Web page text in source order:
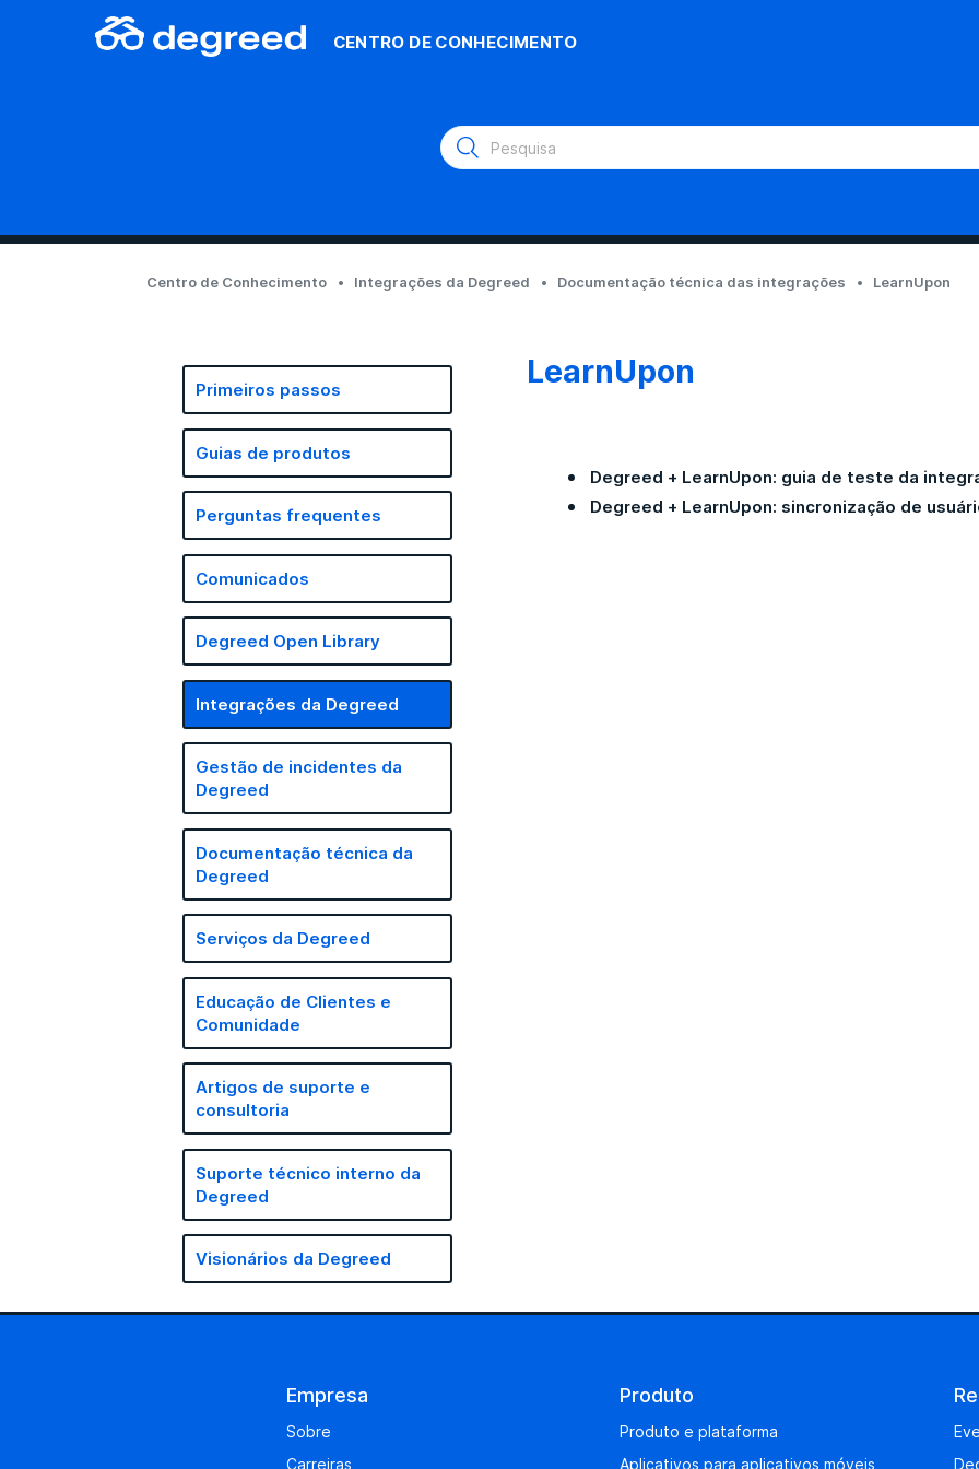
CENTRO DE CONHECIMENTO
Centro de Conhecimento Integrações da Degreed Documentação técnica das integrações LearnUpon
Primeiros passos
Guias de produtos
Perguntas frequentes
Comunicados
Degreed Open Library
Integrações da Degreed
Gestão de incidentes da
Degreed
Documentação técnica da
Degreed
Serviços da Degreed
Educação de Clientes e
Comunidade
Artigos de suporte e
consultoria
Suporte técnico interno da
Degreed
Visionários da Degreed
LearnUpon
Degreed + LearnUpon: guia de teste da
Degreed + LearnUpon: sincronização de
Empresa
Sobre
Carreiras
Produto
Produto e plataforma
Aplicativos para aplicativos móveis